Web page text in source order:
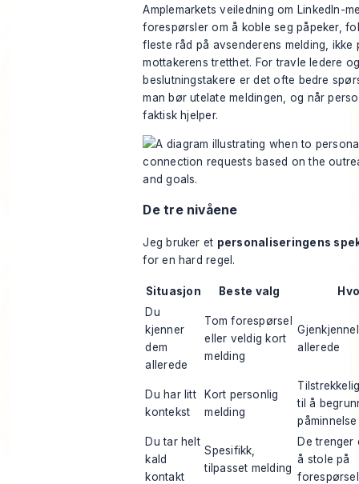
Amplemarkets veiledning om LinkedIn-
forespørsler om å koble seg påpeker,
fleste råd på avsenderens melding, ikke
mottakerens tretthet. For travle ledere
beslutningstakere er det ofte bedre
man bør utelate meldingen, og når
faktisk hjelper.
De tre nivåene
Jeg bruker et personaliseringens
for en hard regel.
Situasjon Beste valg
Du
kjenner
dem
allerede
Tom forespørsel
eller veldig kort
melding
allerede
Du har litt
kontekst
Kort personlig
melding
til å
påminnelse
Du tar helt
kald
kontakt
Spesifikk,
tilpasset melding
De trenger
å stole på